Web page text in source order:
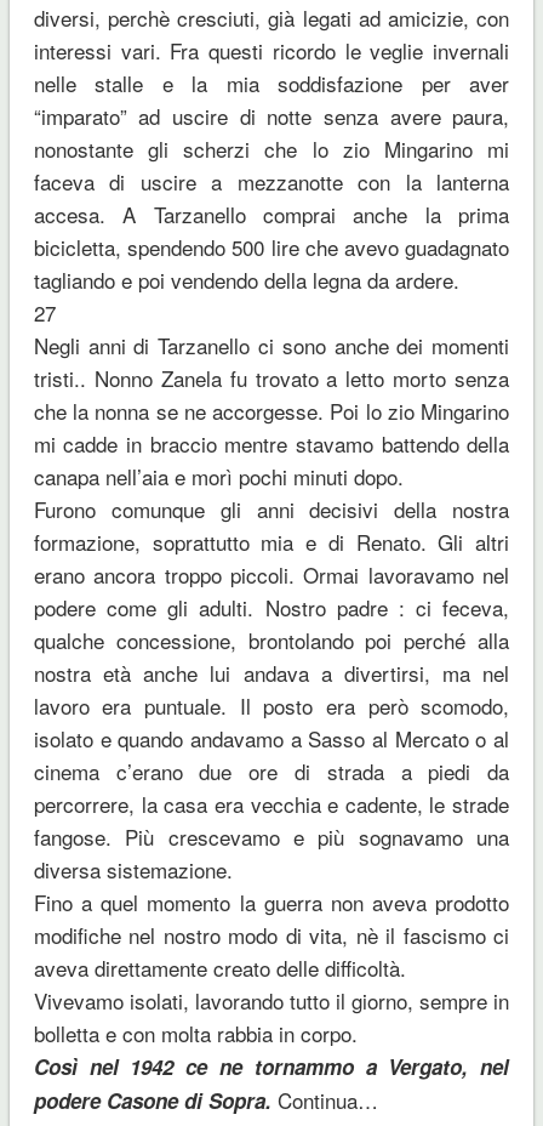
diversi, perchè cresciuti, già legati ad amicizie, con
interessi vari. Fra questi ricordo le veglie invernali
nelle stalle e la mia soddisfazione per aver
“imparato” ad uscire di notte senza avere paura,
nonostante gli scherzi che lo zio Mingarino mi
faceva di uscire a mezzanotte con la lanterna
accesa. A Tarzanello comprai anche la prima
bicicletta, spendendo 500 lire che avevo guadagnato
tagliando e poi vendendo della legna da ardere.
27
Negli anni di Tarzanello ci sono anche dei momenti
tristi.. Nonno Zanela fu trovato a letto morto senza
che la nonna se ne accorgesse. Poi lo zio Mingarino
mi cadde in braccio mentre stavamo battendo della
canapa nell’aia e morì pochi minuti dopo.
Furono comunque gli anni decisivi della nostra
formazione, soprattutto mia e di Renato. Gli altri
erano ancora troppo piccoli. Ormai lavoravamo nel
podere come gli adulti. Nostro padre : ci feceva,
qualche concessione, brontolando poi perché alla
nostra età anche lui andava a divertirsi, ma nel
lavoro era puntuale. Il posto era però scomodo,
isolato e quando andavamo a Sasso al Mercato o al
cinema c’erano due ore di strada a piedi da
percorrere, la casa era vecchia e cadente, le strade
fangose. Più crescevamo e più sognavamo una
diversa sistemazione.
Fino a quel momento la guerra non aveva prodotto
modifiche nel nostro modo di vita, nè il fascismo ci
aveva direttamente creato delle difficoltà.
Vivevamo isolati, lavorando tutto il giorno, sempre in
bolletta e con molta rabbia in corpo.
Così nel 1942 ce ne tornammo a Vergato, nel
podere Casone di Sopra. Continua…